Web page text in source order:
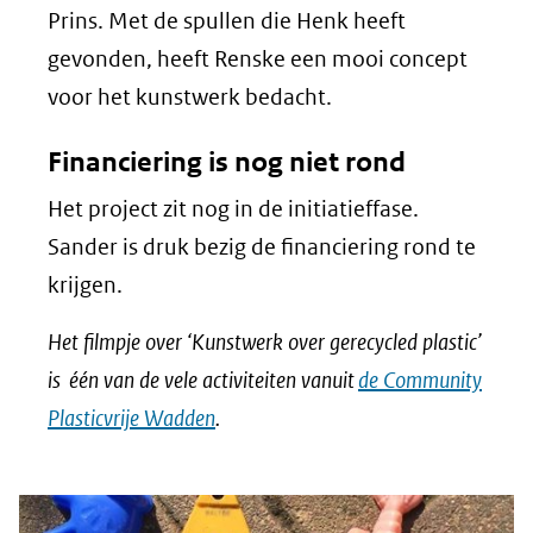
Prins. Met de spullen die Henk heeft
gevonden, heeft Renske een mooi concept
voor het kunstwerk bedacht.
Financiering is nog niet rond
Het project zit nog in de initiatieffase.
Sander is druk bezig de financiering rond te
krijgen.
Het filmpje over ‘Kunstwerk over gerecycled plastic’
is één van de vele activiteiten vanuitde Community
Plasticvrije Wadden.